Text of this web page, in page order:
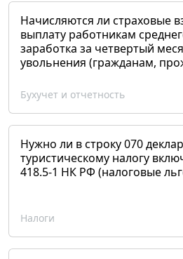
Начисляются ли страховые
выплату работникам
заработка за четвертый
увольнения (гражданам,
Бухучет и отчетность
Нужно ли в строку 070
туристическому налогу
418.5-1 НК РФ (налоговые
Налоги